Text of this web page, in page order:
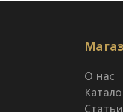
О нас
Статьи